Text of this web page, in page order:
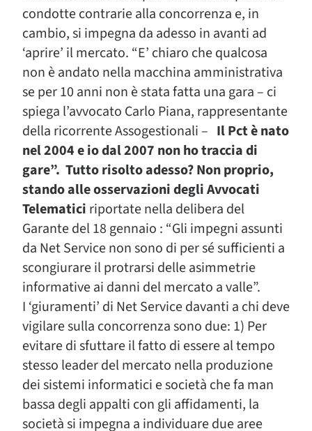
condotte contrarie alla concorrenza e, in
cambio, si impegna da adesso in avanti ad
‘aprire’ il mercato. “E’ chiaro che qualcosa
non è andato nella macchina amministrativa
se per 10 anni non è stata fatta una gara – ci
spiega l’avvocato Carlo Piana, rappresentante
della ricorrente Assogestionali – Il Pct è nato
nel 2004 e io dal 2007 non ho traccia di
gare”. Tutto risolto adesso? Non proprio,
stando alle osservazioni degli Avvocati
Telematici riportate nella delibera del
Garante del 18 gennaio : “Gli impegni assunti
da Net Service non sono di per sé sufficienti a
scongiurare il protrarsi delle asimmetrie
informative ai danni del mercato a valle”.
I ‘giuramenti’ di Net Service davanti a chi deve
vigilare sulla concorrenza sono due: 1) Per
evitare di sfuttare il fatto di essere al tempo
stesso leader del mercato nella produzione
dei sistemi informatici e società che fa man
bassa degli appalti con gli affidamenti, la
società si impegna a individuare due aree